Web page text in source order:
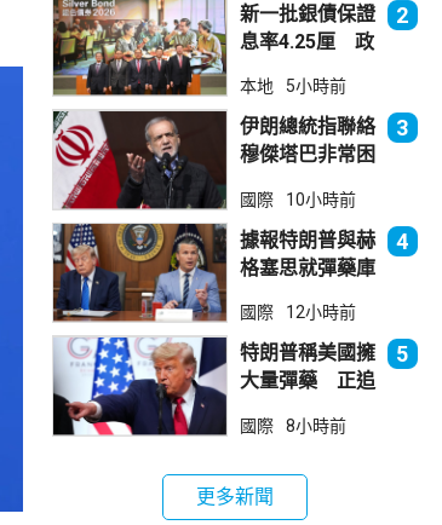
新一批銀債保證
息率4.25厘 政
吸引力
2
本地 5小時前
伊朗總統指聯絡
穆傑塔巴非常困
製造分裂
3
國際 10小時前
據報特朗普與赫
格塞思就彈藥庫
4
國際 12小時前
特朗普稱美國擁
大量彈藥 正追
者」
5
國際 8小時前
更多新聞